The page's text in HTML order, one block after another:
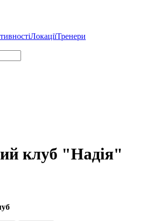
ЛокаціїТренери
клуб "Надія"